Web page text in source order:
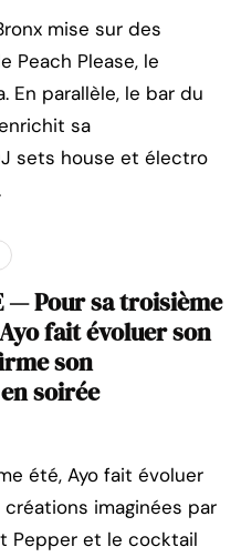
mise sur des
Peach Please, le
En parallèle, le bar du
sa
sets house et électro
— Pour sa troisième
fait évoluer son
son
soirée
été, Ayo fait évoluer
imaginées par
Pepper et le cocktail